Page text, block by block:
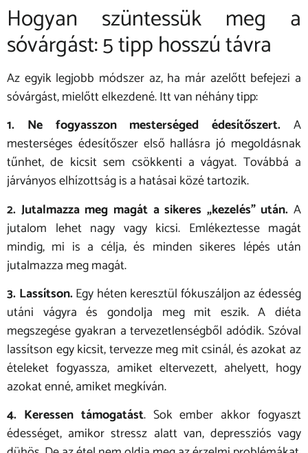
Hogyan szüntessük meg a
sóvárgást: 5 tipp hosszú távra
Az egyik legjobb módszer az, ha már azelőtt befejezi a
sóvárgást, mielőtt elkezdené. Itt van néhány tipp:
1. Ne fogyasszon mesterséged édesítőszert. A
mesterséges édesítőszer első hallásra jó megoldásnak
tűnhet, de kicsit sem csökkenti a vágyat. Továbbá a
járványos elhízottság is a hatásai közé tartozik.
2. Jutalmazza meg magát a sikeres „kezelés” után. A
jutalom lehet nagy vagy kicsi. Emlékeztesse magát
mindig, mi is a célja, és minden sikeres lépés után
jutalmazza meg magát.
3. Lassítson.Egy héten keresztül fókuszáljon az édesség
utáni vágyra és gondolja meg mit eszik. A diéta
megszegése gyakran a tervezetlenségből adódik. Szóval
lassítson egy kicsit, tervezze meg mit csinál, és azokat az
ételeket fogyassza, amiket eltervezett, ahelyett, hogy
azokat enné, amiket megkíván.
4. Keressen támogatást. Sok ember akkor fogyaszt
édességet, amikor stressz alatt van, depressziós vagy